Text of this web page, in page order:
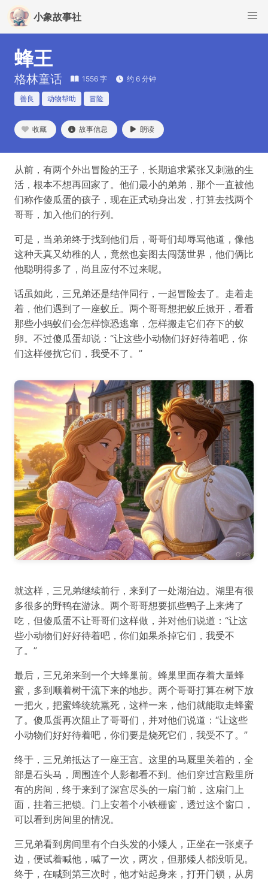
小象故事社
蜂王
格林童话 1556 字 约 6 分钟
善良 动物帮助 冒险
收藏 故事信息 朗读
从前，有两个外出冒险的王子，长期追求紧张又刺激的生
活，根本不想再回家了。他们最小的弟弟，那个一直被他
们称作傻瓜蛋的孩子，现在正式动身出发，打算去找两个
哥哥，加入他们的行列。
可是，当弟弟终于找到他们后，哥哥们却辱骂他道，像他
这种天真又幼稚的人，竟然也妄图去闯荡世界，他们俩比
他聪明得多了，尚且应付不过来呢。
话虽如此，三兄弟还是结伴同行，一起冒险去了。走着走
着，他们遇到了一座蚁丘。两个哥哥想把蚁丘掀开，看看
那些小蚂蚁们会怎样惊恐逃窜，怎样搬走它们存下的蚁
卵。不过傻瓜蛋却说：“让这些小动物们好好待着吧，你
们这样侵扰它们，我受不了。”
就这样，三兄弟继续前行，来到了一处湖泊边。湖里有很
多很多的野鸭在游泳。两个哥哥想要抓些鸭子上来烤了
吃，但傻瓜蛋不让哥哥们这样做，并对他们说道：“让这
些小动物们好好待着吧，你们如果杀掉它们，我受不
了。”
最后，三兄弟来到一个大蜂巢前。蜂巢里面存着大量蜂
蜜，多到顺着树干流下来的地步。两个哥哥打算在树下放
一把火，把蜜蜂统统熏死，这样一来，他们就能取走蜂蜜
了。傻瓜蛋再次阻止了哥哥们，并对他们说道：“让这些
小动物们好好待着吧，你们要是烧死它们，我受不了。”
终于，三兄弟抵达了一座王宫。这里的马厩里关着的，全
部是石头马，周围连个人影都看不到。他们穿过宫殿里所
有的房间，终于来到了深宫尽头的一扇门前，这扇门上
面，挂着三把锁。门上安着个小铁栅窗，透过这个窗口，
可以看到房间里的情况。
三兄弟看到房间里有个白头发的小矮人，正坐在一张桌子
边，便试着喊他，喊了一次，两次，但那矮人都没听见。
终于，在喊到第三次时，他才站起身来，打开门锁，从房